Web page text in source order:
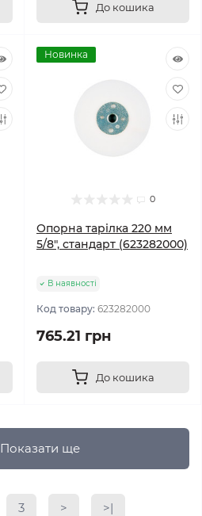
До кошика
Новинка
0
Опорна тарілка 220 мм
5/8", стандарт (623282000)
В наявності
Код товару: 623282000
765.21 грн
До кошика
Показати ще
3 > >|